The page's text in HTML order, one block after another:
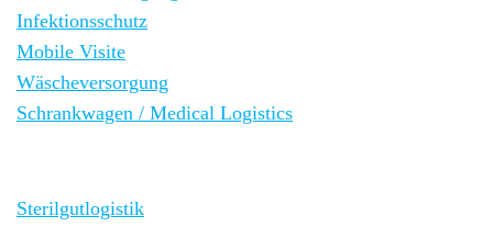
Infektionsschutz
Mobile Visite
Wäscheversorgung
Schrankwagen / Medical Logistics
Sterilgutlogistik